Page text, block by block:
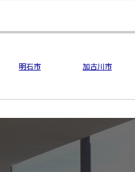
明石市 加古川市